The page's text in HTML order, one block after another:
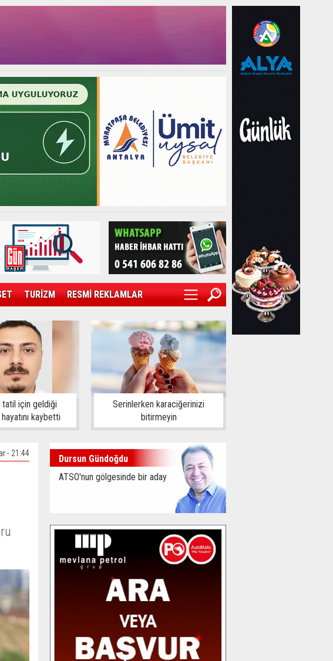
TURİZM RESMİ REKLAMLAR
tatil için geldiği
kaybetti
Serinlerken karaciğerinizi
bitirmeyin
- 21:44
Dursun Gündoğdu
ATSO'nun gölgesinde bir aday